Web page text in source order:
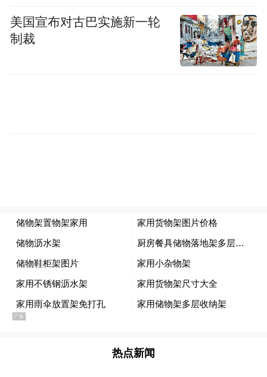
所谓“盛名之下无虚士”，是典故，也是毛京
波被委以重任的原因。路特斯集团CEO 冯擎
峰对毛京波评价很高，称毛京波女士是中国
作，并在之后担任北京梅赛德斯 - 奔驰销售
美国宣布对古巴实施新一轮
制裁
热点新闻